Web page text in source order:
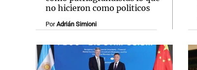
no hicieron como politicos
PorAdrián Simioni
Notas